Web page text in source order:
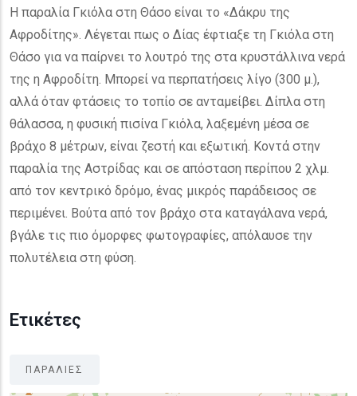
Η παραλία Γκιόλα στη Θάσο είναι το «Δάκρυ της
Αφροδίτης». Λέγεται πως ο Δίας έφτιαξε τη Γκιόλα στη
Θάσο για να παίρνει το λουτρό της στα κρυστάλλινα νερά
της η Αφροδίτη. Μπορεί να περπατήσεις λίγο (300 μ.),
αλλά όταν φτάσεις το τοπίο σε ανταμείβει. Δίπλα στη
θάλασσα, η φυσική πισίνα Γκιόλα, λαξεμένη μέσα σε
βράχο 8 μέτρων, είναι ζεστή και εξωτική. Κοντά στην
παραλία της Αστρίδας και σε απόσταση περίπου 2 χλμ.
από τον κεντρικό δρόμο, ένας μικρός παράδεισος σε
περιμένει. Βούτα από τον βράχο στα καταγάλανα νερά,
βγάλε τις πιο όμορφες φωτογραφίες, απόλαυσε την
πολυτέλεια στη φύση.
Ετικέτες
ΠΑΡΑΛΙΕΣ